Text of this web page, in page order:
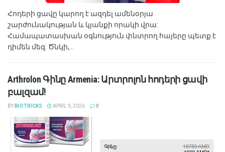
Հոդերի ցավը կարող է ազդել ամենօրյա
շարժունակության և կյանքի որակի վրա:
Համապատասխան օգնություն փնտրող հայերը պետք է
դիմեն մեզ: Ծնկի,...
Arthrolon Գինը Armenia: Արտրոլոն հոդերի ցավի
բալզամ!
BY BIOTRICKS APRIL 9, 2026 0